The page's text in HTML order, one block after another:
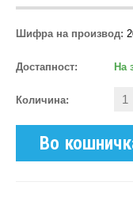
Шифра на производ:
Достапност: На
Количина:
Во